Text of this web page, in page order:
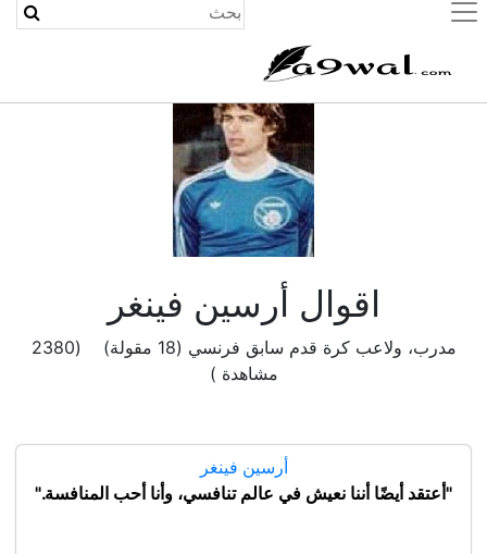
(current)
اقوال أرسين فينغر
مدرب، ولاعب كرة قدم سابق فرنسي (18 مقولة) (2380
مشاهدة )
أرسين فينغر
"أعتقد أيضًا أننا نعيش في عالم تنافسي، وأنا أحب المنافسة."